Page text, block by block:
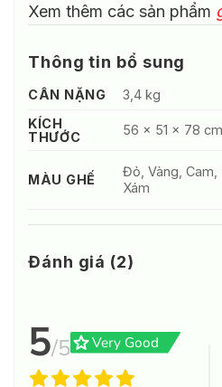
Xem thêm các sản phẩm
Thông tin bổ sung
CÂN NẶNG
3,4 kg
KÍCH
THƯỚC
56 × 51 × 78 cm
MÀU GHẾ
Đỏ, Vàng, Cam,
Xám
Đánh giá (2)
5/5gradeVery Good